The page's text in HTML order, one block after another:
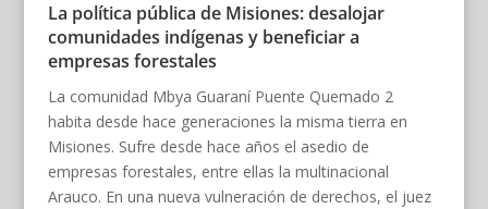
La política pública de Misiones: desalojar
comunidades indígenas y beneficiar a
empresas forestales
La comunidad Mbya Guaraní Puente Quemado 2
habita desde hace generaciones la misma tierra en
Misiones. Sufre desde hace años el asedio de
empresas forestales, entre ellas la multinacional
Arauco. En una nueva vulneración de derechos, el juez